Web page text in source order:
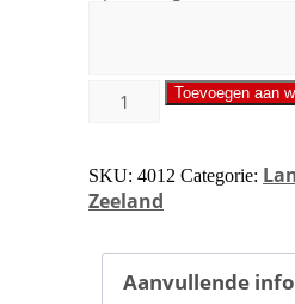
Toevoegen aan
SKU: 4012 Categorie:
Zeeland
Aanvullende